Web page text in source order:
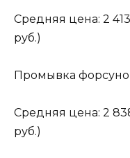
Средняя цена: 2
руб.)
Промывка
Средняя цена: 2
руб.)